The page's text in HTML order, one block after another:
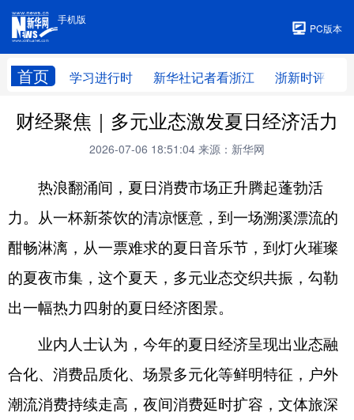
手机版
PC版本
首页 学习进行时 新华社记者看浙江 浙新时评
手机版
财经聚焦｜多元业态激发夏日经济活力
2026-07-06 18:51:04 来源：新华网
热浪翻涌间，夏日消费市场正升腾起蓬勃活
力。从一杯新茶饮的清凉惬意，到一场溯溪漂流的
酣畅淋漓，从一票难求的夏日音乐节，到灯火璀璨
的夏夜市集，这个夏天，多元业态交织共振，勾勒
出一幅热力四射的夏日经济图景。
业内人士认为，今年的夏日经济呈现出业态融
合化、消费品质化、场景多元化等鲜明特征，户外
潮流消费持续走高，夜间消费延时扩容，文体旅深